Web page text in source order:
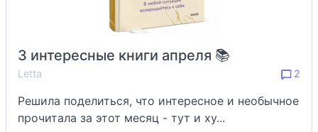
3 интересные книги апреля 📚
Letta 2
Решила поделиться, что интересное и необычное
прочитала за этот месяц - тут и ху...